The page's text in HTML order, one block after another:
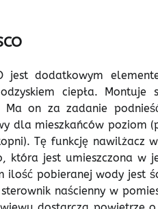
jest dodatkowym
ciepła.
Ma on za zadanie
dla mieszkańców poziom
Tę funkcję nawilżacz
która jest umieszczona w
ilość pobieranej wody jest
naścienny w